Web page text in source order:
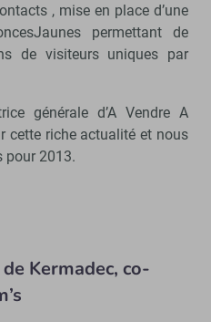
, mise en place d’une
permettant de
de visiteurs uniques par
générale d’A Vendre A
cette riche actualité et nous
pour 2013.
Kermadec, co-